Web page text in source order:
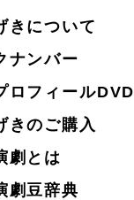
きについて
ナンバー
ロフィールDVD
きのご購入
劇とは
劇豆辞典